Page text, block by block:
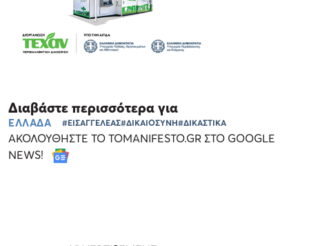
Διαβάστε περισσότερα για
ΕΛΛΑΔΑ #ΕΙΣΑΓΓΕΛΕΑΣ#ΔΙΚΑΙΟΣΥΝΗ#ΔΙΚΑΣΤΙΚΑ
ΑΚΟΛΟΥΘΗΣΤΕ ΤΟ TOMANIFESTO.GR ΣΤΟ GOOGLE
NEWS!